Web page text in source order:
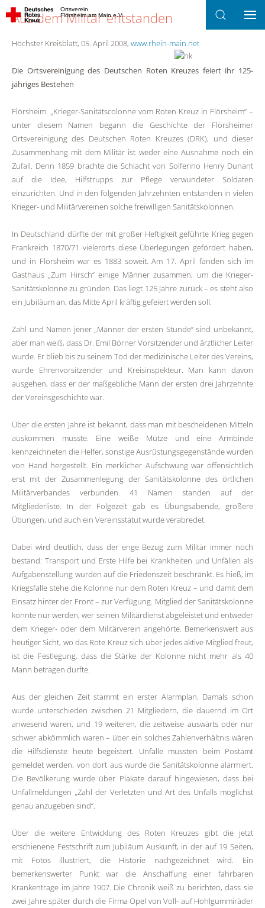
Ortsverein
Flörsheim am Main e.V.
Aus dem Militär entstanden
Höchster Kreisblatt, 05. April 2008, www.rhein-main.net
Die Ortsvereinigung des Deutschen Roten Kreuzes feiert ihr 125-
jähriges Bestehen
Flörsheim. „Krieger-Sanitätscolonne vom Roten Kreuz in Flörsheim“ –
unter diesem Namen begann die Geschichte der Flörsheimer
Ortsvereinigung des Deutschen Roten Kreuzes (DRK), und dieser
Zusammenhang mit dem Militär ist weder eine Ausnahme noch ein
Zufall. Denn 1859 brachte die Schlacht von Solferino Henry Dunant
auf die Idee, Hilfstrupps zur Pflege verwundeter Soldaten
einzurichten. Und in den folgenden Jahrzehnten entstanden in vielen
Krieger- und Militärvereinen solche freiwilligen Sanitätskolonnen.
In Deutschland dürfte der mit großer Heftigkeit geführte Krieg gegen
Frankreich 1870/71 vielerorts diese Überlegungen gefördert haben,
und in Flörsheim war es 1883 soweit. Am 17. April fanden sich im
Gasthaus „Zum Hirsch“ einige Männer zusammen, um die Krieger-
Sanitätskolonne zu gründen. Das liegt 125 Jahre zurück – es steht also
ein Jubiläum an, das Mitte April kräftig gefeiert werden soll.
Zahl und Namen jener „Männer der ersten Stunde“ sind unbekannt,
aber man weiß, dass Dr. Emil Börner Vorsitzender und ärztlicher Leiter
wurde. Er blieb bis zu seinem Tod der medizinische Leiter des Vereins,
wurde Ehrenvorsitzender und Kreisinspekteur. Man kann davon
ausgehen, dass er der maßgebliche Mann der ersten drei Jahrzehnte
der Vereinsgeschichte war.
Über die ersten Jahre ist bekannt, dass man mit bescheidenen Mitteln
auskommen musste. Eine weiße Mütze und eine Armbinde
kennzeichneten die Helfer, sonstige Ausrüstungsgegenstände wurden
von Hand hergestellt. Ein merklicher Aufschwung war offensichtlich
erst mit der Zusammenlegung der Sanitätskolonne des örtlichen
Militärverbandes verbunden. 41 Namen standen auf der
Mitgliederliste. In der Folgezeit gab es Übungsabende, größere
Übungen, und auch ein Vereinsstatut wurde verabredet.
Dabei wird deutlich, dass der enge Bezug zum Militär immer noch
bestand: Transport und Erste Hilfe bei Krankheiten und Unfällen als
Aufgabenstellung wurden auf die Friedenszeit beschränkt. Es hieß, im
Kriegsfalle stehe die Kolonne nur dem Roten Kreuz – und damit dem
Einsatz hinter der Front – zur Verfügung. Mitglied der Sanitätskolonne
konnte nur werden, wer seinen Militärdienst abgeleistet und entweder
dem Krieger- oder dem Militärverein angehörte. Bemerkenswert aus
heutiger Sicht, wo das Rote Kreuz sich über jedes aktive Mitglied freut,
ist die Festlegung, dass die Stärke der Kolonne nicht mehr als 40
Mann betragen durfte.
Aus der gleichen Zeit stammt ein erster Alarmplan. Damals schon
wurde unterschieden zwischen 21 Mitgliedern, die dauernd im Ort
anwesend waren, und 19 weiteren, die zeitweise auswärts oder nur
schwer abkömmlich waren – über ein solches Zahlenverhältnis wären
die Hilfsdienste heute begeistert. Unfälle mussten beim Postamt
gemeldet werden, von dort aus wurde die Sanitätskolonne alarmiert.
Die Bevölkerung wurde über Plakate darauf hingewiesen, dass bei
Unfallmeldungen „Zahl der Verletzten und Art des Unfalls möglichst
genau anzugeben sind“.
Über die weitere Entwicklung des Roten Kreuzes gibt die jetzt
erschienene Festschrift zum Jubiläum Auskunft, in der auf 19 Seiten,
mit Fotos illustriert, die Historie nachgezeichnet wird. Ein
bemerkenswerter Punkt war die Anschaffung einer fahrbaren
Krankentrage im Jahre 1907. Die Chronik weiß zu berichten, dass sie
zwei Jahre später durch die Firma Opel von Voll- auf Hohlgummiräder